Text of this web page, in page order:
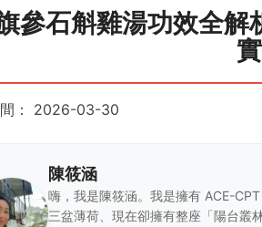
參石斛雞湯功效全解
： 2026-03-30
陳筱涵
嗨，我是陳筱涵。我是擁有 ACE-
三盆薄荷、現在卻擁有整座「陽台叢